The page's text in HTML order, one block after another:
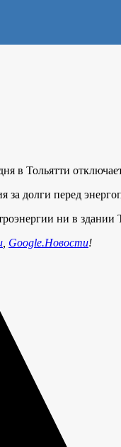
Тольятти
за долги перед
ни в
Google.Новости!